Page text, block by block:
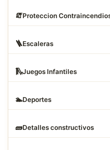
🧯Proteccion
🪜Escaleras
🛝Juegos Infantiles
🏊Deportes
🧱Detalles constructivos